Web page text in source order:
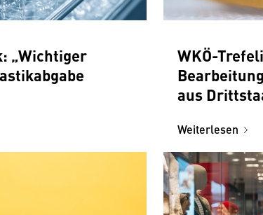
„Wichtiger
WKÖ-
aus
Weiterlesen